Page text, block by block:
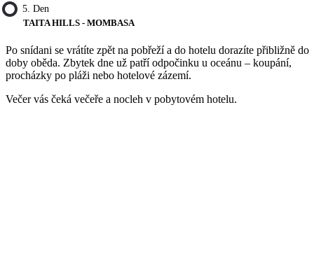
5. Den
TAITA HILLS - MOMBASA
Po snídani se vrátíte zpět na pobřeží a do hotelu dorazíte přibližně do
doby oběda. Zbytek dne už patří odpočinku u oceánu – koupání,
procházky po pláži nebo hotelové zázemí.
Večer vás čeká večeře a nocleh v pobytovém hotelu.